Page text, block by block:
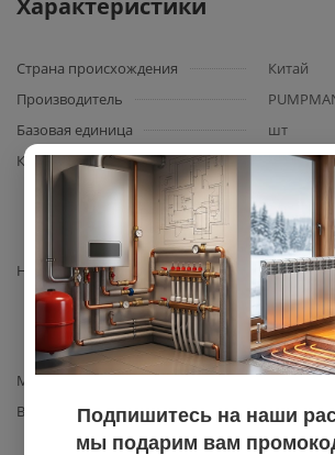
Характеристики
Страна происхождения
Китай
Производитель
Базовая единица
шт
Комплектация
MFC – 1
Назначение
насоса
Материал изготовления
чугун
Вид запчасти
прочее
Подпишитесь на наши
мы подарим вам